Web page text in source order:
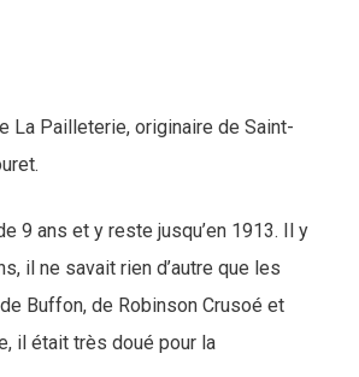
La Pailleterie, originaire de Saint-
9 ans et y reste jusqu’en 1913. Il y
il ne savait rien d’autre que les
Buffon, de Robinson Crusoé et
il était très doué pour la